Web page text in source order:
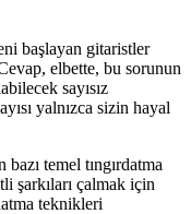
başlayan gitaristler
elbette, bu sorunun
sayısız
yalnızca sizin hayal
temel tıngırdatma
şarkıları çalmak için
teknikleri